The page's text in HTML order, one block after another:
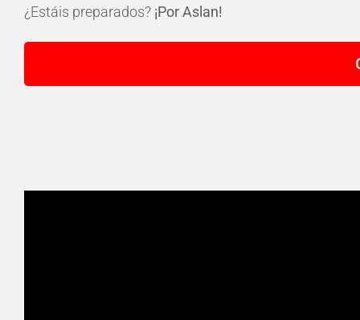
¿Estáis preparados? ¡Por Aslan!